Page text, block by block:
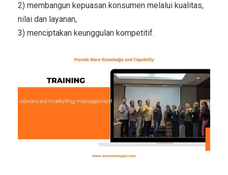
2) membangun kepuasan konsumen melalui kualitas,
nilai dan layanan,
3) menciptakan keunggulan kompetitif.